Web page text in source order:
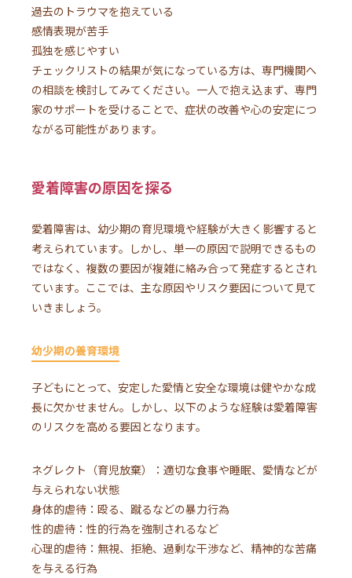
過去のトラウマを抱えている
感情表現が苦手
孤独を感じやすい
チェックリストの結果が気になっている方は、専門機関へ
の相談を検討してみてください。一人で抱え込まず、専門
家のサポートを受けることで、症状の改善や心の安定につ
ながる可能性があります。
愛着障害の原因を探る
愛着障害は、幼少期の育児環境や経験が大きく影響すると
考えられています。しかし、単一の原因で説明できるもの
ではなく、複数の要因が複雑に絡み合って発症するとされ
ています。ここでは、主な原因やリスク要因について見て
いきましょう。
幼少期の養育環境
子どもにとって、安定した愛情と安全な環境は健やかな成
長に欠かせません。しかし、以下のような経験は愛着障害
のリスクを高める要因となります。
ネグレクト（育児放棄）：適切な食事や睡眠、愛情などが
与えられない状態
身体的虐待：殴る、蹴るなどの暴力行為
性的虐待：性的行為を強制されるなど
心理的虐待：無視、拒絶、過剰な干渉など、精神的な苦痛
を与える行為